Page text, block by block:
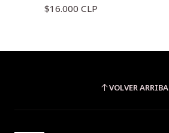
$16.000 CLP
VOLVER ARRIBA